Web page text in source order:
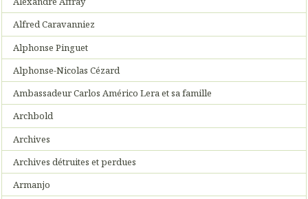
Alfred Caravanniez
Alphonse Pinguet
Alphonse-Nicolas Cézard
Ambassadeur Carlos Américo Lera et sa famille
Archbold
Archives
Archives détruites et perdues
Armanjo